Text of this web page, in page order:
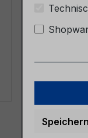
Galaxy